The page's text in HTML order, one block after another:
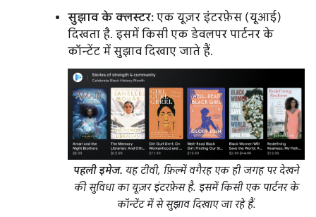
सुझाव के क्लस्टर: एक यूज़र इंटरफ़ेस (यूआई)
दिखता है. इसमें किसी एक डेवलपर पार्टनर के
कॉन्टेंट में सुझाव दिखाए जाते हैं.
पहली इमेज. यह टीवी, फ़िल्में वगैरह एक ही जगह पर देखने
की सुविधा का यूज़र इंटरफ़ेस है. इसमें किसी एक पार्टनर के
कॉन्टेंट में से सुझाव दिखाए जा रहे हैं.